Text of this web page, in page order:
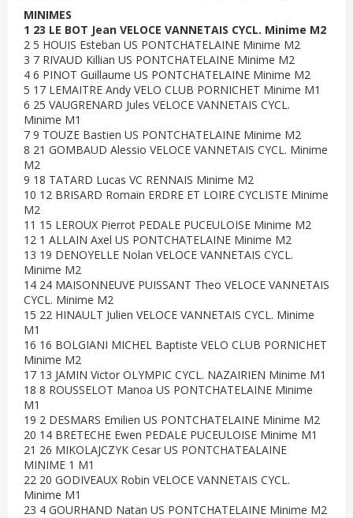
MINIMES
1 23 LE BOT Jean VELOCE VANNETAIS CYCL. Minime M2
2 5 HOUIS Esteban US PONTCHATELAINE Minime M2
3 7 RIVAUD Killian US PONTCHATELAINE Minime M2
4 6 PINOT Guillaume US PONTCHATELAINE Minime M2
5 17 LEMAITRE Andy VELO CLUB PORNICHET Minime M1
6 25 VAUGRENARD Jules VELOCE VANNETAIS CYCL.
Minime M1
7 9 TOUZE Bastien US PONTCHATELAINE Minime M2
8 21 GOMBAUD Alessio VELOCE VANNETAIS CYCL. Minime
M2
9 18 TATARD Lucas VC RENNAIS Minime M2
10 12 BRISARD Romain ERDRE ET LOIRE CYCLISTE Minime
M2
11 15 LEROUX Pierrot PEDALE PUCEULOISE Minime M2
12 1 ALLAIN Axel US PONTCHATELAINE Minime M2
13 19 DENOYELLE Nolan VELOCE VANNETAIS CYCL.
Minime M2
14 24 MAISONNEUVE PUISSANT Theo VELOCE VANNETAIS
CYCL. Minime M2
15 22 HINAULT Julien VELOCE VANNETAIS CYCL. Minime
M1
16 16 BOLGIANI MICHEL Baptiste VELO CLUB PORNICHET
Minime M2
17 13 JAMIN Victor OLYMPIC CYCL. NAZAIRIEN Minime M1
18 8 ROUSSELOT Manoa US PONTCHATELAINE Minime
M1
19 2 DESMARS Emilien US PONTCHATELAINE Minime M2
20 14 BRETECHE Ewen PEDALE PUCEULOISE Minime M1
21 26 MIKOLAJCZYK Cesar US PONTCHATEALAINE
MINIME 1 M1
22 20 GODIVEAUX Robin VELOCE VANNETAIS CYCL.
Minime M1
23 4 GOURHAND Natan US PONTCHATELAINE Minime M2